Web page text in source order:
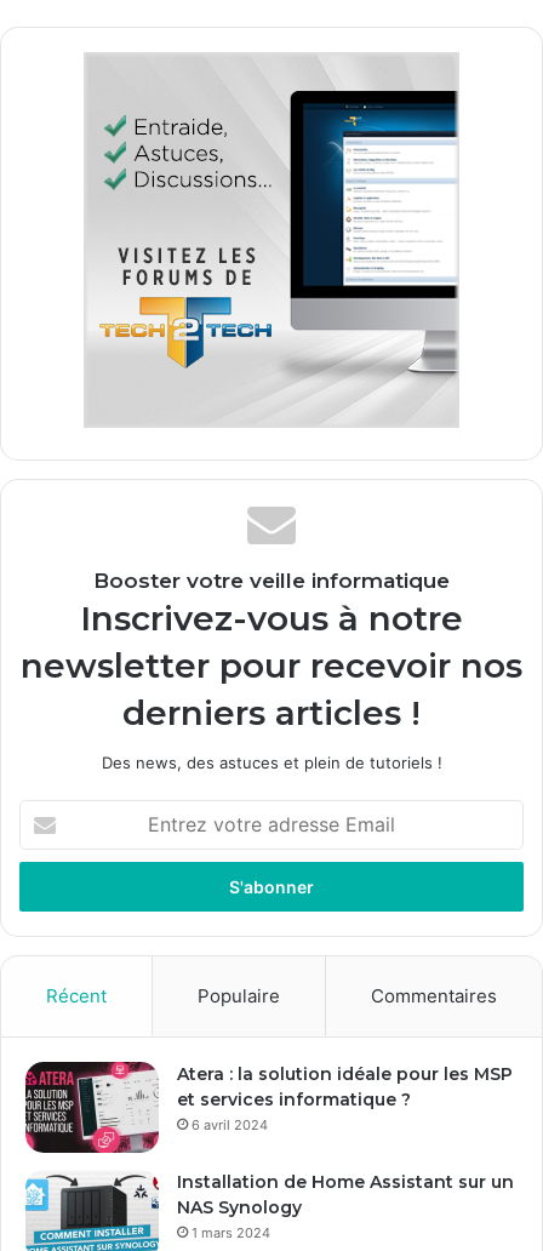
Booster votre veille informatique
Inscrivez-vous à notre
newsletter pour recevoir nos
derniers articles !
Des news, des astuces et plein de tutoriels !
t
e
z
r
e
a
d
s
e
Récent Populaire Commentaires
Atera : la solution idéale pour les MSP
et services informatique ?
6 avril 2024
Installation de Home Assistant sur un
NAS Synology
1 mars 2024